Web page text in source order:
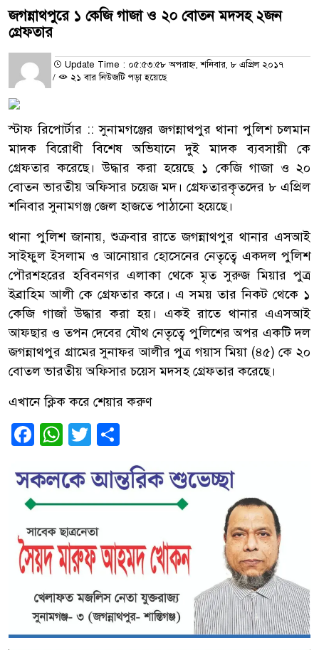
জগন্নাথপুরে ১ কেজি গাজা ও ২০ বোতন মদসহ ২জন
গ্রেফতার
Update Time : ০৫:৫৩:৫৮ অপরাহ্ন, শনিবার, ৮ এপ্রিল ২০১৭
/
২১ বার নিউজটি পড়া হয়েছে
স্টাফ রিপোর্টার :: সুনামগঞ্জের জগন্নাথপুর থানা পুলিশ চলমান
মাদক বিরোধী বিশেষ অভিযানে দুই মাদক ব্যবসায়ী কে
গ্রেফতার করেছে। উদ্ধার করা হয়েছে ১ কেজি গাজা ও ২০
বোতন ভারতীয় অফিসার চয়েজ মদ। গ্রেফতারকৃতদের ৮ এপ্রিল
শনিবার সুনামগঞ্জ জেল হাজতে পাঠানো হয়েছে।
থানা পুলিশ জানায়, শুক্রবার রাতে জগন্নাথপুর থানার এসআই
সাইফুল ইসলাম ও আনোয়ার হোসেনের নেতৃত্বে একদল পুলিশ
পৌরশহরের হবিবনগর এলাকা থেকে মৃত সুরুজ মিয়ার পুত্র
ইব্রাহিম আলী কে গ্রেফতার করে। এ সময় তার নিকট থেকে ১
কেজি গাজাঁ উদ্ধার করা হয়। একই রাতে থানার এএসআই
আফছার ও তপন দেবের যৌথ নেতৃত্বে পুলিশের অপর একটি দল
জগন্নাথপুর গ্রামের সুনাফর আলীর পুত্র গয়াস মিয়া (৪৫) কে ২০
বোতল ভারতীয় অফিসার চয়েস মদসহ গ্রেফতার করেছে।
এখানে ক্লিক করে শেয়ার করুণ
Facebook
WhatsApp
Twitter